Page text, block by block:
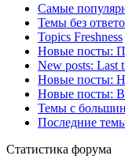
Самые
Темы без
Topics Freshness
Новые посты:
New posts: Last
Новые посты:
Новые посты:
Темы с
Последние
Статистика форума